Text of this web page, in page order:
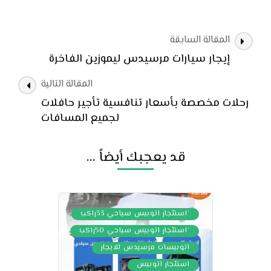
التنقل
بين
المقالة السابقة
إيجار سيارات مرسيدس ليموزين الفاخرة
المقالة التالية
رحلات مخصصة بأسعار تنافسية تأجير حافلات
لجميع المسافات
قد يعجبك أيضاً ...
‘استئجار اتوبيس سياحي 33راكب ,
‘استئجار اتوبيس سياحي 50راكب ,
اتوبيسات مرسيدس للايجار ,
استئجار اتوبيس ,